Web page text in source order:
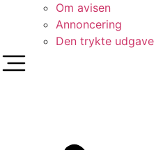
Om avisen
Annoncering
Den trykte udgave